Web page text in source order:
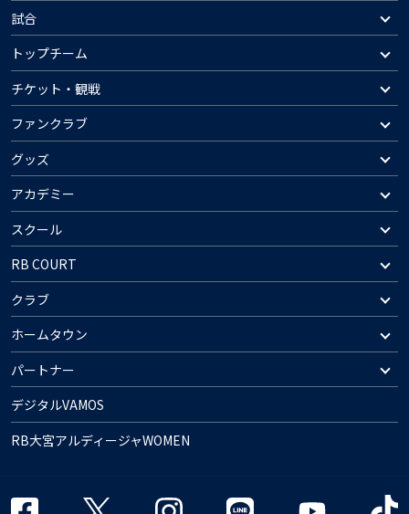
試合
トップチーム
チケット・観戦
ファンクラブ
グッズ
アカデミー
スクール
RB COURT
クラブ
ホームタウン
パートナー
デジタルVAMOS
RB大宮アルディージャWOMEN